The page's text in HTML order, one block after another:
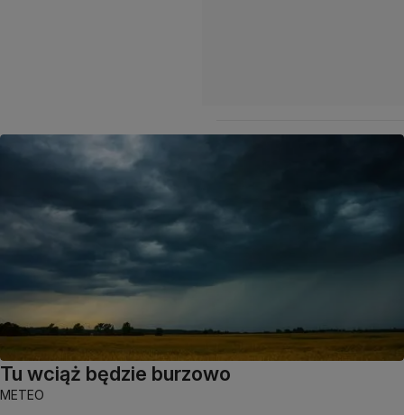
Tu wciąż będzie burzowo
METEO